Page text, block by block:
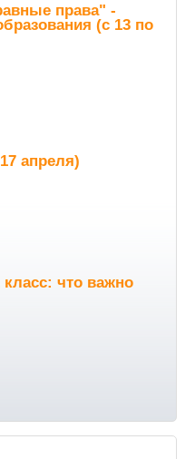
права" -
(с 13 по
апреля)
что важно